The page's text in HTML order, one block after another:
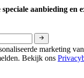
aanbieding en
marketing
Bekijk ons